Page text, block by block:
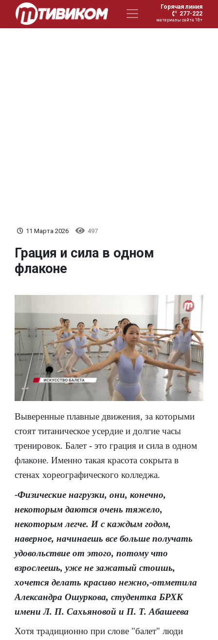
Горячая линия
277-222
материалы сайта 18+
11 Марта 2026 497
Грация и сила в одном
флаконе
Выверенные плавные движения, за которыми
стоят титаническое усердие и долгие часы
тренировок. Балет - это грация и сила в одном
флаконе. Именно такая красота сокрыта в
стенах хореографического колледжа.
-Физические нагрузки, они, конечно,
некоторым даются очень тяжело,
некоторым легче. И с каждым годом,
наверное, начинаешь все больше получать
удовольствие от этого, потому что
взрослеешь, уже не зажатый стоишь,
хочется делать красиво нежно,-отметила
Александра Ошуркова, студентка БРХК
имени Л. П. Сахьяновой и П. Т. Абашеева
Хотя традиционно при слове "балет" люди